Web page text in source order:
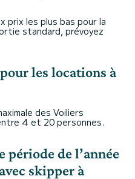
prix les plus bas pour la
standard, prévoyez
les locations à
des Voiliers
4 et 20 personnes.
période de l’année
skipper à